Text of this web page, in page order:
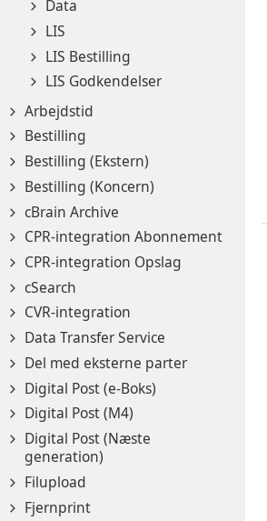
Data
LIS
LIS Bestilling
LIS Godkendelser
Arbejdstid
Bestilling
Bestilling (Ekstern)
Bestilling (Koncern)
cBrain Archive
CPR-integration Abonnement
CPR-integration Opslag
cSearch
CVR-integration
Data Transfer Service
Del med eksterne parter
Digital Post (e-Boks)
Digital Post (M4)
Digital Post (Næste
generation)
Filupload
Fjernprint